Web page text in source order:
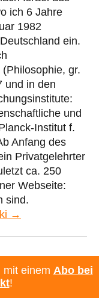
ich 6 Jahre
1982
ein.
gr.
und in den
und
Institut f.
Anfang des
Privatgelehrter
ca. 250
Webseite:
sind.
→
mit einem Abo bei
!